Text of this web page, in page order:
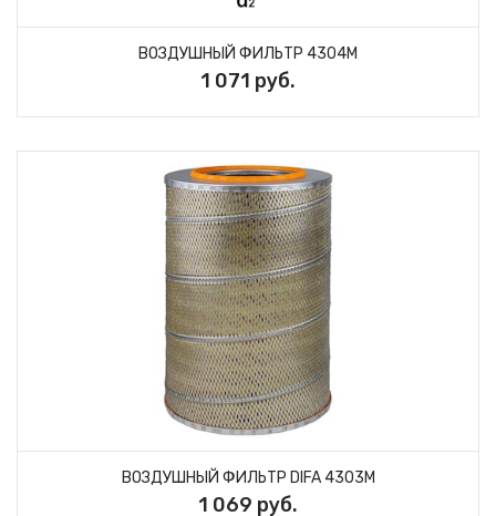
ВОЗДУШНЫЙ ФИЛЬТР 4304M
1 071 руб.
ВОЗДУШНЫЙ ФИЛЬТР DIFA 4303М
1 069 руб.